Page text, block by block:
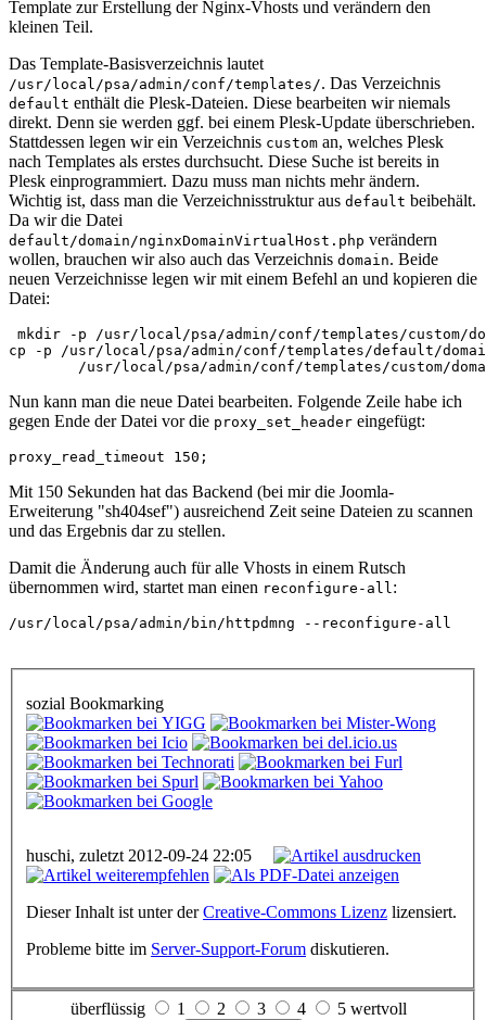
Template zur Erstellung der Nginx-Vhosts und verändern den
kleinen Teil.
Das Template-Basisverzeichnis lautet
/usr/local/psa/admin/conf/templates/. Das Verzeichnis
default enthält die Plesk-Dateien. Diese bearbeiten wir niemals
direkt. Denn sie werden ggf. bei einem Plesk-Update überschrieben.
Stattdessen legen wir ein Verzeichnis custom an, welches Plesk
nach Templates als erstes durchsucht. Diese Suche ist bereits in
Plesk einprogrammiert. Dazu muss man nichts mehr ändern.
Wichtig ist, dass man die Verzeichnisstruktur aus default beibehält.
Da wir die Datei
default/domain/nginxDomainVirtualHost.php verändern
wollen, brauchen wir also auch das Verzeichnis domain. Beide
neuen Verzeichnisse legen wir mit einem Befehl an und kopieren die
Datei:
mkdir -p /usr/local/psa/admin/conf/templates/custom/
cp -p /usr/local/psa/admin/conf/templates/default/
/usr/local/psa/admin/conf/templates/custom/
Nun kann man die neue Datei bearbeiten. Folgende Zeile habe ich
gegen Ende der Datei vor die proxy_set_header eingefügt:
proxy_read_timeout 150;
Mit 150 Sekunden hat das Backend (bei mir die Joomla-
Erweiterung "sh404sef") ausreichend Zeit seine Dateien zu scannen
und das Ergebnis dar zu stellen.
Damit die Änderung auch für alle Vhosts in einem Rutsch
übernommen wird, startet man einen reconfigure-all:
/usr/local/psa/admin/bin/httpdmng --reconfigure-all
sozial Bookmarking
huschi, zuletzt 2012-09-24 22:05
Dieser Inhalt ist unter derCreative-Commons Lizenz lizensiert.
Probleme bitte im Server-Support-Forum diskutieren.
überflüssig 1 2 3 4 5 wertvoll